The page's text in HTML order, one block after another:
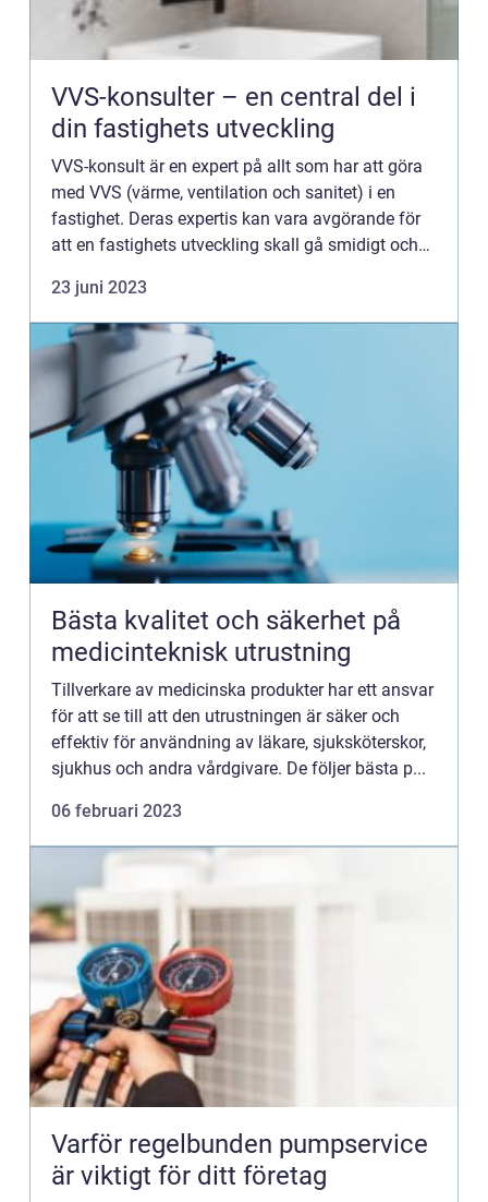
VVS-konsulter – en central del i
din fastighets utveckling
VVS-konsult är en expert på allt som har att göra
med VVS (värme, ventilation och sanitet) i en
fastighet. Deras expertis kan vara avgörande för
att en fastighets utveckling skall gå smidigt och
23 juni 2023
Bästa kvalitet och säkerhet på
medicinteknisk utrustning
Tillverkare av medicinska produkter har ett ansvar
för att se till att den utrustningen är säker och
effektiv för användning av läkare, sjuksköterskor,
sjukhus och andra vårdgivare. De följer bästa p...
06 februari 2023
Varför regelbunden pumpservice
är viktigt för ditt företag